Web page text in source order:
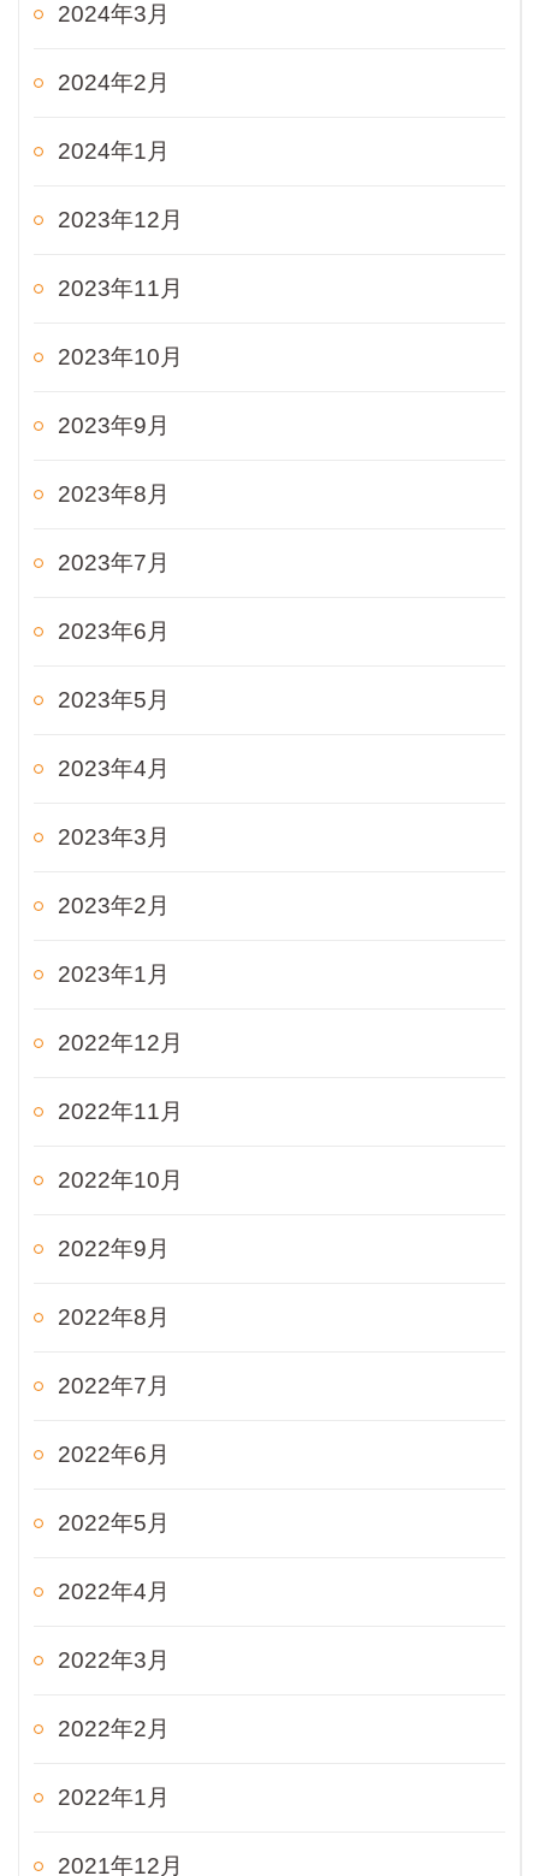
2024年3月
2024年2月
2024年1月
2023年12月
2023年11月
2023年10月
2023年9月
2023年8月
2023年7月
2023年6月
2023年5月
2023年4月
2023年3月
2023年2月
2023年1月
2022年12月
2022年11月
2022年10月
2022年9月
2022年8月
2022年7月
2022年6月
2022年5月
2022年4月
2022年3月
2022年2月
2022年1月
2021年12月